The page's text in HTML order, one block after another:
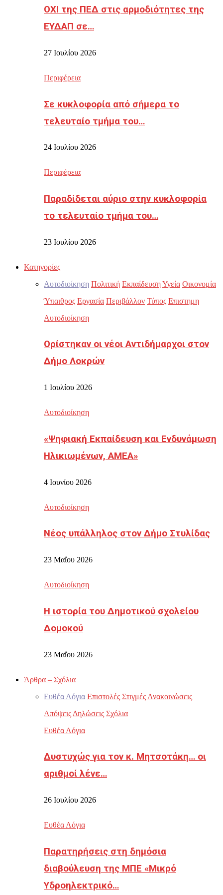
ΟΧΙ της ΠΕΔ στις αρμοδιότητες της
ΕΥΔΑΠ σε…
27 Ιουλίου 2026
Περιφέρεια
Σε κυκλοφορία από σήμερα το
τελευταίο τμήμα του…
24 Ιουλίου 2026
Περιφέρεια
Παραδίδεται αύριο στην κυκλοφορία
το τελευταίο τμήμα του…
23 Ιουλίου 2026
Κατηγορίες
Αυτοδιοίκηση Πολιτική ΕκπαίδευσηΥγεία Οικονομία
Ύπαιθρος Εργασία Περιβάλλον Τύπος Επιστημη
Αυτοδιοίκηση
Ορίστηκαν οι νέοι Αντιδήμαρχοι στον
Δήμο Λοκρών
1 Ιουλίου 2026
Αυτοδιοίκηση
«Ψηφιακή Εκπαίδευση και Ενδυνάμωση
Ηλικιωμένων, ΑΜΕΑ»
4 Ιουνίου 2026
Αυτοδιοίκηση
Νέος υπάλληλος στον Δήμο Στυλίδας
23 Μαΐου 2026
Αυτοδιοίκηση
Η ιστορία του Δημοτικού σχολείου
Δομοκού
23 Μαΐου 2026
Άρθρα – Σχόλια
Ευθέα Λόγια Επιστολές Στιγμές Ανακοινώσεις
Απόψεις Δηλώσεις Σχόλια
Ευθέα Λόγια
Δυστυχώς για τον κ. Μητσοτάκη… οι
αριθμοί λένε…
26 Ιουλίου 2026
Ευθέα Λόγια
Παρατηρήσεις στη δημόσια
διαβούλευση της ΜΠΕ «Μικρό
Υδροηλεκτρικό…